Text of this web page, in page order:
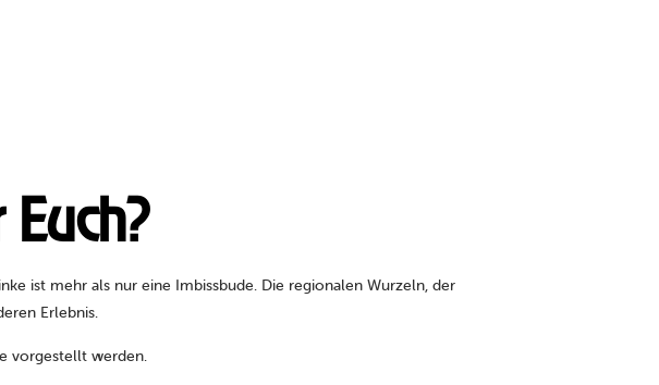
ist mehr als nur eine Imbissbude. Die regionalen Wurzeln, der
Erlebnis.
vorgestellt werden.